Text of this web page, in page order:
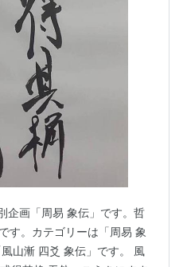
企画「周易 象伝」です。哲
す。カテゴリーは「周易 象
山漸 四爻 象伝」です。 風